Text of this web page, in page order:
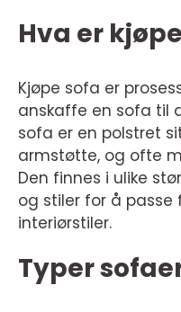
Hva er
Kjøpe sofa er
anskaffe en sofa til
sofa er en polstret
armstøtte, og ofte
Den finnes i ulike
og stiler for å passe
interiørstiler.
Typer